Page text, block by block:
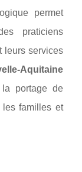
permet
praticiens
leurs services
Aquitaine
portage de
les familles et